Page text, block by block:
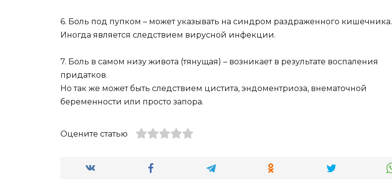
6. Боль под пупком – может указывать на синдром раздраженного кишечника.
Иногда является следствием вирусной инфекции.
7. Боль в самом низу живота (тянущая) – возникает в результате воспаления
придатков.
Но так же может быть следствием цистита, эндоментриоза, внематочной
беременности или просто запора.
Оцените статью